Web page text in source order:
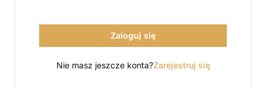
Zaloguj się
Nie masz jeszcze konta?Zarejestruj się